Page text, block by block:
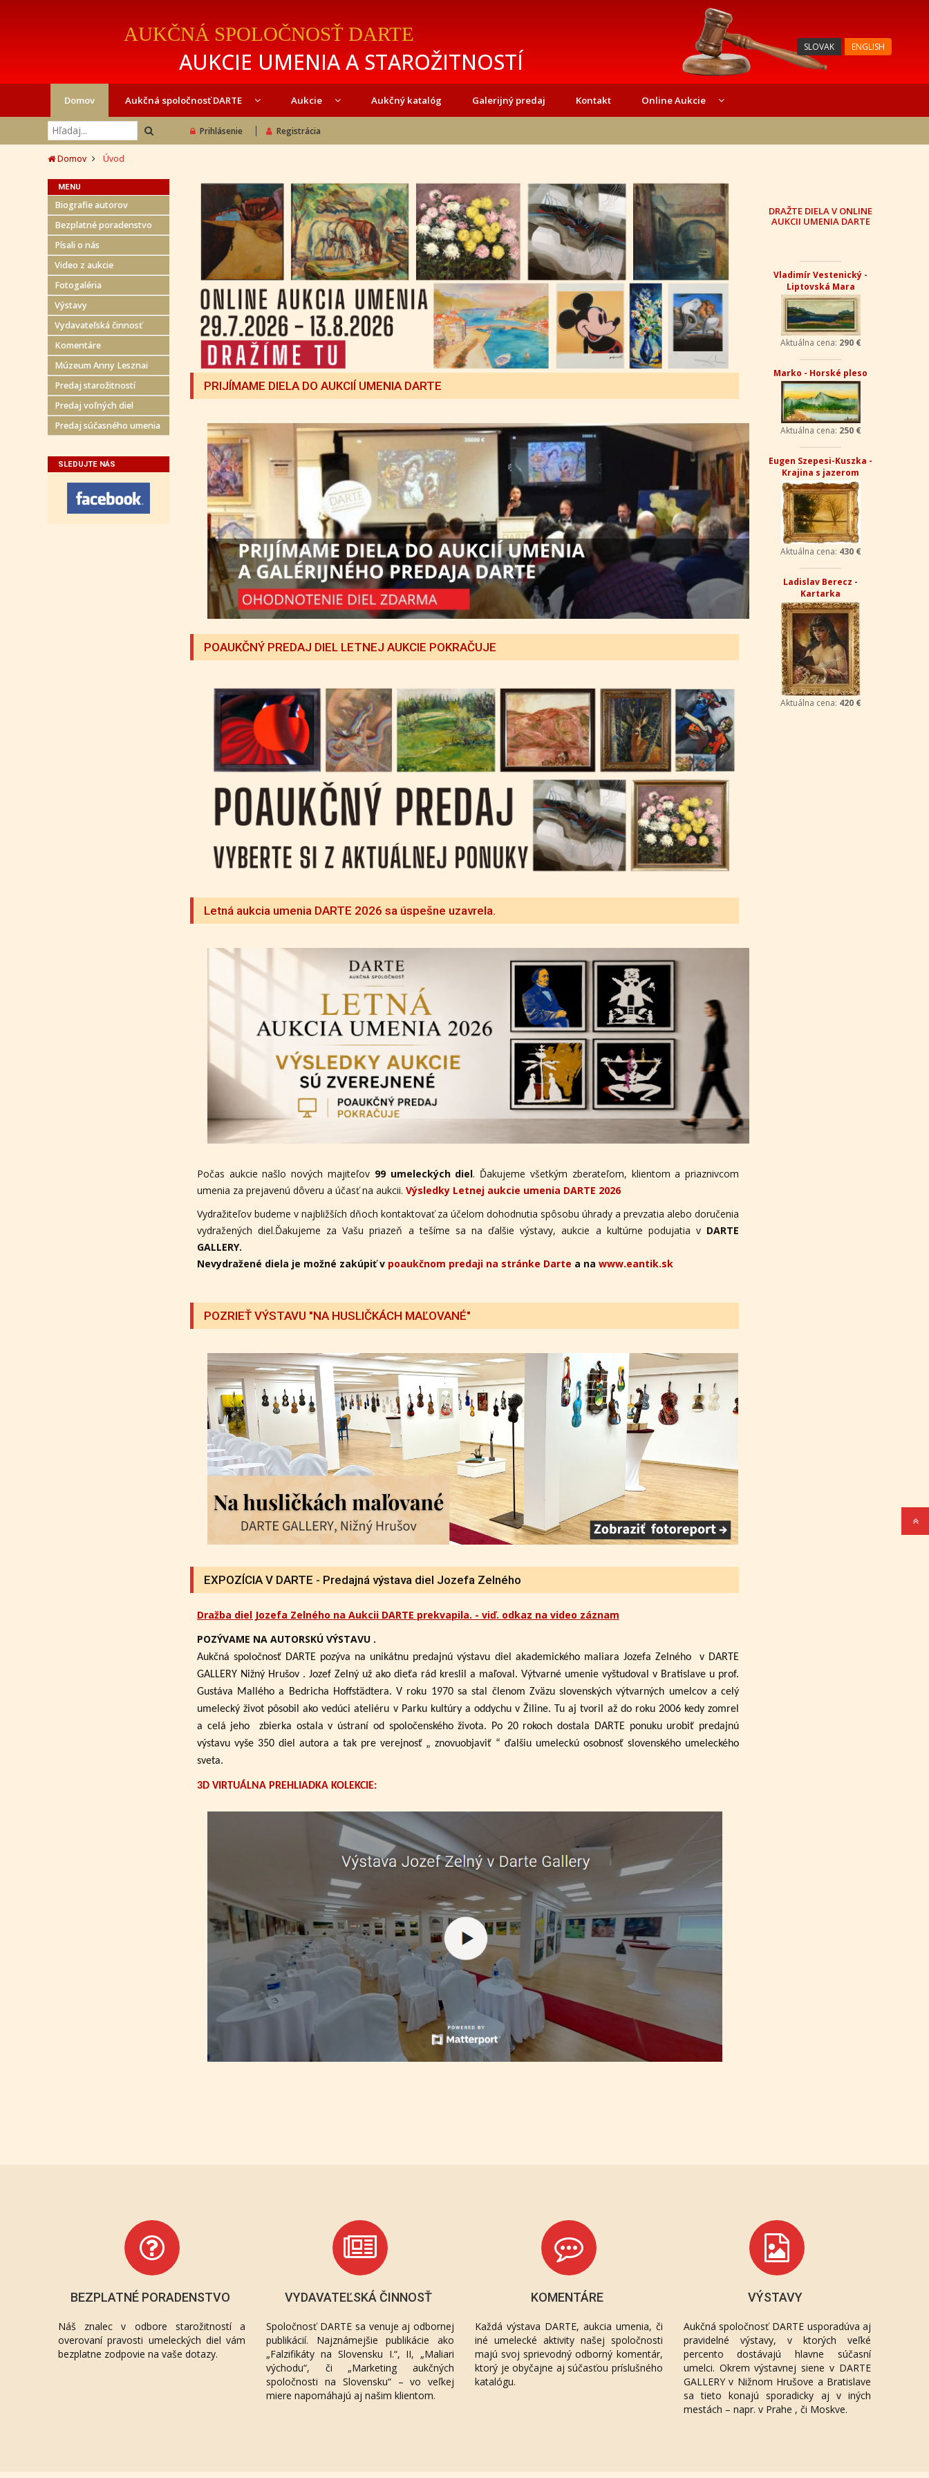
AUKČNÁ SPOLOČNOSŤ DARTE
AUKCIE UMENIA A STAROŽITNOSTÍ
SLOVAK ENGLISH
Domov Aukčná spoločnosť DARTE Aukcie Aukčný katalóg Galerijný predaj Kontakt Online Aukcie
Prihlásenie Registrácia
Domov Úvod
MENU
Biografie autorov
Bezplatné poradenstvo
Písali o nás
Video z aukcie
Fotogaléria
Výstavy
Vydavateľská činnosť
Komentáre
Múzeum Anny Lesznai
Predaj starožitností
Predaj voľných diel
Predaj súčasného umenia
SLEDUJTE NÁS
PRIJÍMAME DIELA DO AUKCIÍ UMENIA DARTE
POAUKČNÝ PREDAJ DIEL LETNEJ AUKCIE POKRAČUJE
Letná aukcia umenia DARTE 2026 sa úspešne uzavrela.
Počas aukcie našlo nových majiteľov 99 umeleckých diel. Ďakujeme všetkým zberateľom, klientom a priaznivcom
umenia za prejavenú dôveru a účasť na aukcii. Výsledky Letnej aukcie umenia DARTE 2026
Vydražiteľov budeme v najbližších dňoch kontaktovať za účelom dohodnutia spôsobu úhrady a prevzatia alebo doručenia
vydražených diel.Ďakujeme za Vašu priazeň a tešíme sa na ďalšie výstavy, aukcie a kultúrne podujatia v DARTE
GALLERY.
Nevydražené diela je možné zakúpiť v poaukčnom predaji na stránke Darte a na www.eantik.sk
POZRIEŤ VÝSTAVU "NA HUSLIČKÁCH MAĽOVANÉ"
EXPOZÍCIA V DARTE - Predajná výstava diel Jozefa Zelného
Dražba diel Jozefa Zelného na Aukcii DARTE prekvapila. - viď. odkaz na video záznam
POZÝVAME NA AUTORSKÚ VÝSTAVU .
Aukčná spoločnosť DARTE pozýva na unikátnu predajnú výstavu diel akademického maliara Jozefa Zelného
v DARTE
GALLERY Nižný Hrušov . Jozef Zelný už ako dieťa rád kreslil a maľoval. Výtvarné umenie vyštudoval v Bratislave u prof.
Gustáva Mallého a Bedricha Hoffstädtera. V roku 1970 sa stal členom Zväzu slovenských výtvarných umelcov a celý
umelecký život pôsobil ako vedúci ateliéru v Parku kultúry a oddychu v Žiline. Tu aj tvoril až do roku 2006 kedy zomrel
a celá jeho zbierka ostala v ústraní od spoločenského života. Po 20 rokoch dostala DARTE ponuku urobiť predajnú
výstavu vyše 350 diel autora a tak pre verejnosť „ znovuobjaviť “ ďalšiu umeleckú osobnosť slovenského umeleckého
sveta.
3D VIRTUÁLNA PREHLIADKA KOLEKCIE:
DRAŽTE DIELA V ONLINE
AUKCII UMENIA DARTE
Vladimír Vestenický -
Liptovská Mara
Aktuálna cena: 290 €
Marko - Horské pleso
Aktuálna cena: 250 €
Eugen Szepesi-Kuszka -
Krajina s jazerom
Aktuálna cena: 430 €
Ladislav Berecz -
Kartarka
Aktuálna cena: 420 €
BEZPLATNÉ PORADENSTVO
Náš znalec v odbore starožitností a
overovaní pravosti umeleckých diel vám
bezplatne zodpovie na vaše dotazy.
VYDAVATEĽSKÁ ČINNOSŤ
Spoločnosť DARTE sa venuje aj odbornej
publikácií. Najznámejšie publikácie ako
„Falzifikáty na Slovensku I.“, II, „Maliari
východu“, či „Marketing aukčných
spoločnosti na Slovensku“ – vo veľkej
miere napomáhajú aj našim klientom.
KOMENTÁRE
Každá výstava DARTE, aukcia umenia, či
iné umelecké aktivity našej spoločnosti
majú svoj sprievodný odborný komentár,
ktorý je obyčajne aj súčasťou príslušného
katalógu.
VÝSTAVY
Aukčná spoločnosť DARTE usporadúva aj
pravidelné výstavy, v ktorých veľké
percento dostávajú hlavne súčasní
umelci. Okrem výstavnej siene v DARTE
GALLERY v Nižnom Hrušove a Bratislave
sa tieto konajú sporadicky aj v iných
mestách – napr. v Prahe , či Moskve.